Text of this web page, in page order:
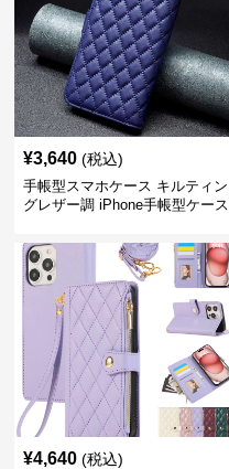
¥3,640 (税込)
手帳型スマホケース キルティン
グレザー調 iPhone手帳型ケース
¥4,640 (税込)